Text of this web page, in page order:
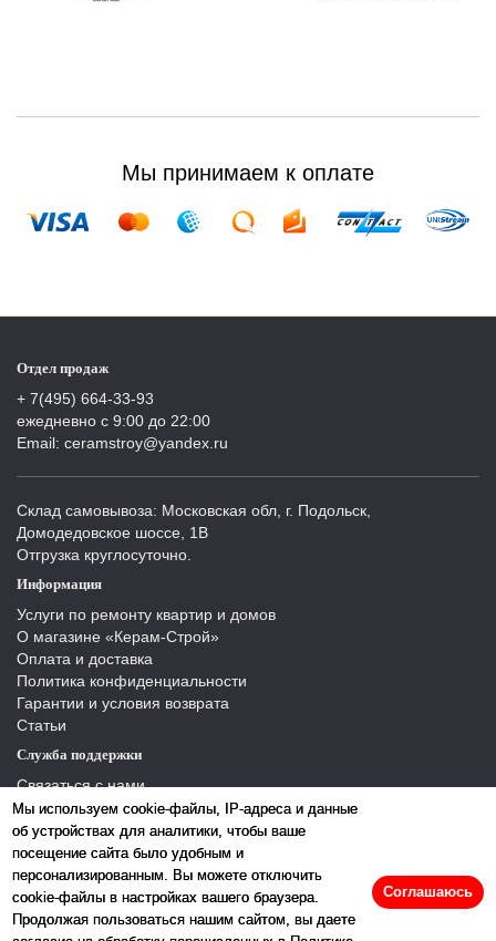
Мы используем cookie-файлы, IP-адреса и данные
об устройствах для аналитики, чтобы ваше
посещение сайта было удобным и
персонализированным. Вы можете отключить
cookie-файлы в настройках вашего браузера.
Продолжая пользоваться нашим сайтом, вы даете
Соглашаюсь
Мы принимаем к оплате
Отдел продаж
+ 7(495) 664-33-93
ежедневно с 9:00 до 22:00
Email: ceramstroy@yandex.ru
Склад самовывоза: Московская обл, г. Подольск,
Домодедовское шоссе, 1В
Отгрузка круглосуточно.
Информация
Услуги по ремонту квартир и домов
О магазине «Керам-Строй»
Оплата и доставка
Политика конфиденциальности
Гарантии и условия возврата
Статьи
Служба поддержки
Связаться с нами
Отзывы
Производители
Карта сайта